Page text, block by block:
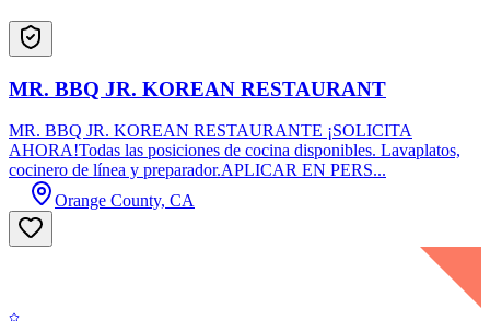
MR. BBQ JR. KOREAN RESTAURANT
MR. BBQ JR. KOREAN RESTAURANTE ¡SOLICITA
AHORA!Todas las posiciones de cocina disponibles. Lavaplatos,
cocinero de línea y preparador.APLICAR EN PERS...
Orange County, CA